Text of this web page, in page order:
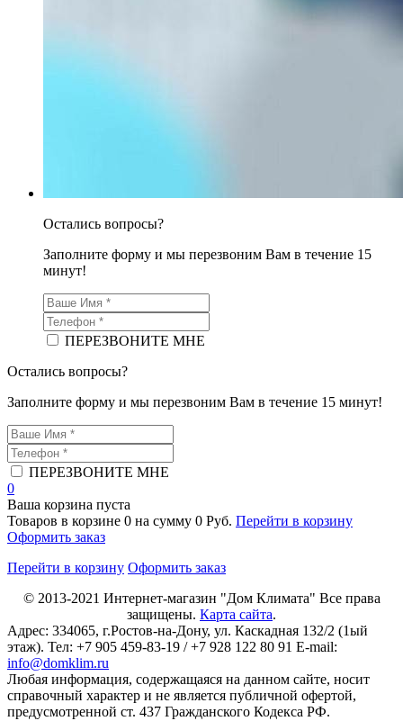
Остались вопросы?
Заполните форму и мы перезвоним Вам в течение 15
минут!
ПЕРЕЗВОНИТЕ МНЕ
Остались вопросы?
Заполните форму и мы перезвоним Вам в течение 15 минут!
ПЕРЕЗВОНИТЕ МНЕ
0
Ваша корзина пуста
Товаров в корзине 0 на сумму 0 Руб. Перейти в корзину
Оформить заказ
Перейти в корзину Оформить заказ
© 2013-2021 Интернет-магазин "Дом Климата" Все права
защищены. Карта сайта.
Адрес: 334065, г.Ростов-на-Дону, ул. Каскадная 132/2 (1ый
этаж). Тел: +7 905 459-83-19 / +7 928 122 80 91 E-mail:
info@domklim.ru
Любая информация, содержащаяся на данном сайте, носит
справочный характер и не является публичной офертой,
предусмотренной ст. 437 Гражданского Кодекса РФ.